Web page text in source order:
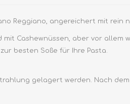
Reggiano, angereichert mit rein
Cashewnüssen, aber vor allem
besten Soße für Ihre Pasta.
gelagert werden. Nach